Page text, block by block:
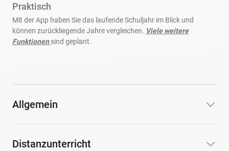
Praktisch
Mit der App haben Sie das laufende Schuljahr im Blick und
können zurückliegende Jahre vergleichen. Viele weitere
Funktionensind geplant.
Allgemein
Distanzunterricht